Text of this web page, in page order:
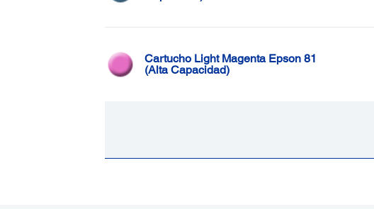
Cartucho Light Magenta Epson 81
(Alta Capacidad)